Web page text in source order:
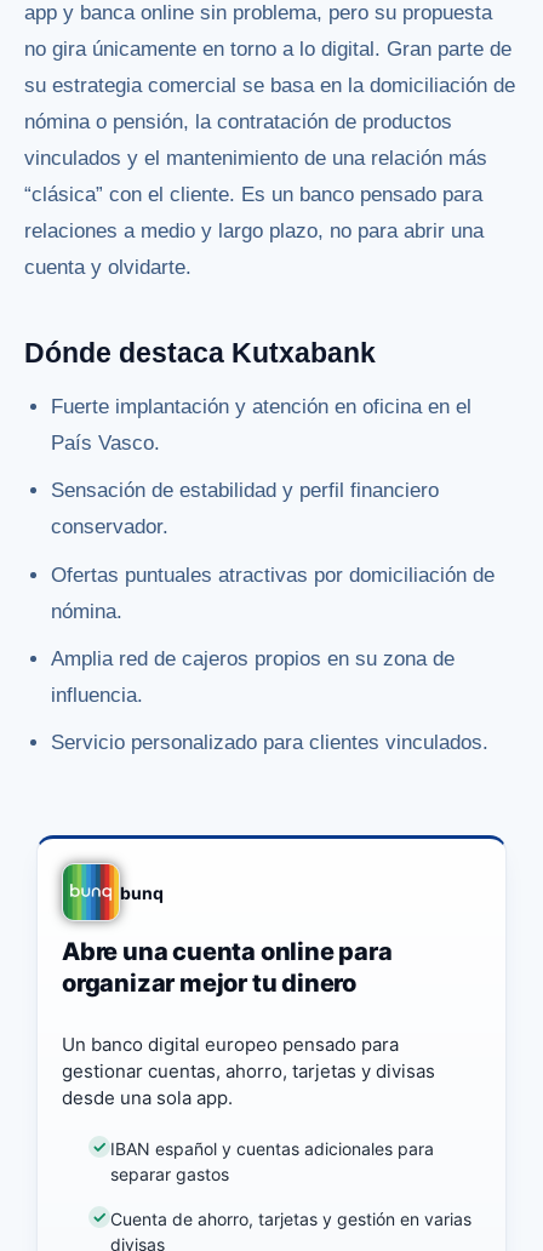
app y banca online sin problema, pero su propuesta
no gira únicamente en torno a lo digital. Gran parte de
su estrategia comercial se basa en la domiciliación de
nómina o pensión, la contratación de productos
vinculados y el mantenimiento de una relación más
“clásica” con el cliente. Es un banco pensado para
relaciones a medio y largo plazo, no para abrir una
cuenta y olvidarte.
Dónde destaca Kutxabank
Fuerte implantación y atención en oficina en el
País Vasco.
Sensación de estabilidad y perfil financiero
conservador.
Ofertas puntuales atractivas por domiciliación de
nómina.
Amplia red de cajeros propios en su zona de
influencia.
Servicio personalizado para clientes vinculados.
bunq
Abre una cuenta online para
organizar mejor tu dinero
Un banco digital europeo pensado para
gestionar cuentas, ahorro, tarjetas y divisas
desde una sola app.
IBAN español y cuentas adicionales para
separar gastos
Cuenta de ahorro, tarjetas y gestión en varias
divisas